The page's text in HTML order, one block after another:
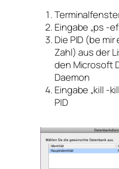
Eingabe „ps -
Die PID (be
Zahl) aus der
den Microsoft
Daemon
Eingabe „kill -
PID